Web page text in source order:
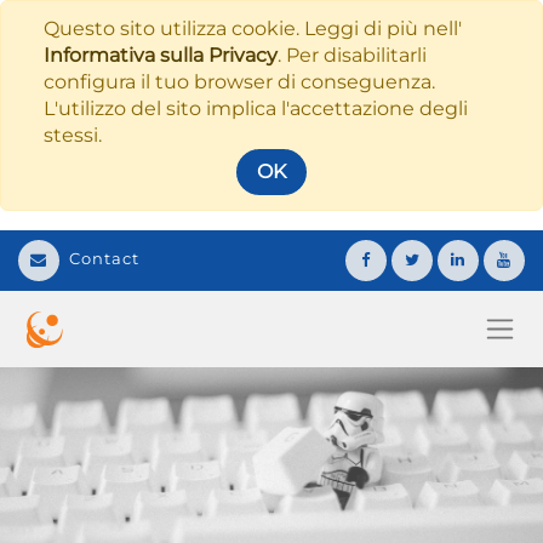
Questo sito utilizza cookie. Leggi di più nell'
Informativa sulla Privacy. Per disabilitarli
configura il tuo browser di conseguenza.
L'utilizzo del sito implica l'accettazione degli
stessi.
OK
Contact